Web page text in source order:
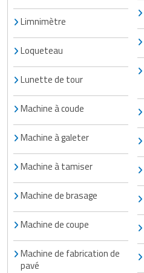
Limnimètre
Loqueteau
Lunette de tour
Machine à coude
Machine à galeter
Machine à tamiser
Machine de brasage
Machine de coupe
Machine de fabrication de
pavé